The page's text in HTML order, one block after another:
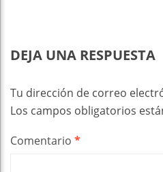
DEJA UNA RESPUESTA
Tu dirección de correo
Los campos obligatorios
Comentario *